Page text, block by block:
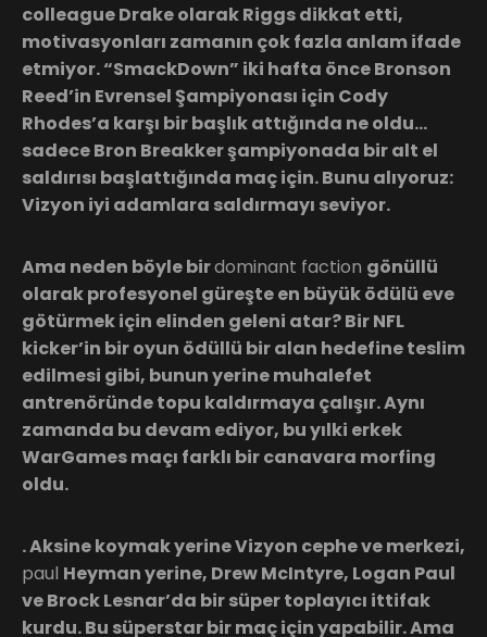
colleague Drake olarak Riggs dikkat etti,
motivasyonları zamanın çok fazla anlam ifade
etmiyor. “SmackDown” iki hafta önce Bronson
Reed’in Evrensel Şampiyonası için Cody
Rhodes’a karşı bir başlık attığında ne oldu…
sadece Bron Breakker şampiyonada bir alt el
saldırısı başlattığında maç için. Bunu alıyoruz:
Vizyon iyi adamlara saldırmayı seviyor.
Ama neden böyle birdominant faction gönüllü
olarak profesyonel güreşte en büyük ödülü eve
götürmek için elinden geleni atar? Bir NFL
kicker’in bir oyun ödüllü bir alan hedefine teslim
edilmesi gibi, bunun yerine muhalefet
antrenöründe topu kaldırmaya çalışır. Aynı
zamanda bu devam ediyor, bu yılki erkek
WarGames maçı farklı bir canavara morfing
oldu.
. Aksine koymak yerine Vizyon cephe ve merkezi,
paul Heyman yerine, Drew McIntyre, Logan Paul
ve Brock Lesnar’da bir süper toplayıcı ittifak
kurdu. Bu süperstar bir maç için yapabilir. Ama